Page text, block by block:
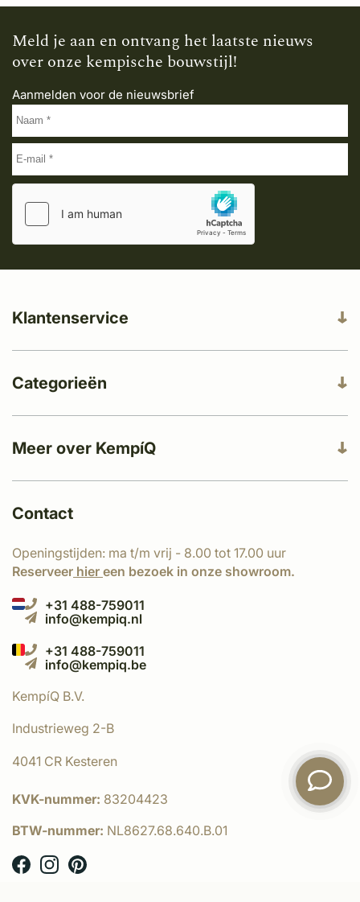
Meld je aan en ontvang het laatste nieuws
over onze kempische bouwstijl!
Aanmelden voor de nieuwsbrief
Meer over KempíQ
Klantenservice
Categorieën
Contact
Openingstijden: ma t/m vrij - 8.00 tot 17.00 uur
Reserveer hier een bezoek in onze showroom.
+31 488-759011
info@kempiq.nl
+31 488-759011
info@kempiq.be
KempíQ B.V.
Industrieweg 2-B
4041 CR Kesteren
KVK-nummer: 83204423
BTW-nummer: NL8627.68.640.B.01